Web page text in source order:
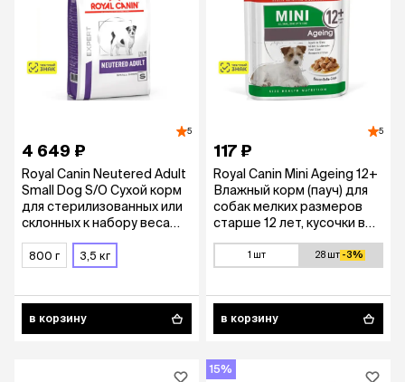
5
4 649 ₽
Royal Canin Neutered Adult
Small Dog S/O Сухой корм
для стерилизованных или
склонных к набору веса
пород, 3,5 кг
800 г 3,5 кг
в корзину
5
117 ₽
Royal Canin Mini Ageing 12+
Влажный корм (пауч) для
собак мелких размеров
старше 12 лет, кусочки в
1 шт 28 шт -3%
в корзину
15%